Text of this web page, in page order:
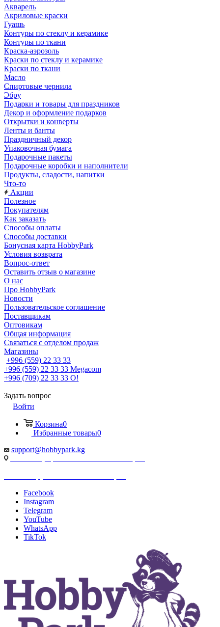
Акварель
Акриловые краски
Гуашь
Контуры по стеклу и керамике
Контуры по ткани
Краска-аэрозоль
Краски по стеклу и керамике
Краски по ткани
Масло
Спиртовые чернила
Эбру
Подарки и товары для праздников
Декор и оформление подарков
Открытки и конверты
Ленты и банты
Праздничный декор
Упаковочная бумага
Подарочные пакеты
Подарочные коробки и наполнители
Продукты, сладости, напитки
Что-то
Акции
Полезное
Покупателям
Как заказать
Способы оплаты
Способы доставки
Бонусная карта HobbyPark
Условия возврата
Вопрос-ответ
Оставить отзыв о магазине
О нас
Про HobbyPark
Новости
Пользовательское соглашение
Поставщикам
Оптовикам
Общая информация
Связаться с отделом продаж
Магазины
+996 (559) 22 33 33
+996 (559) 22 33 33 Megacom
+996 (709) 22 33 33 O!
Задать вопрос
Войти
Корзина0
Избранные товары0
support@hobbypark.kg
Facebook
Instagram
Telegram
YouTube
WhatsApp
TikTok